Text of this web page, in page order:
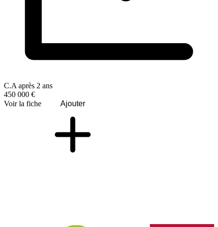
C.A après 2 ans
450 000 €
Voir la fiche
Ajouter